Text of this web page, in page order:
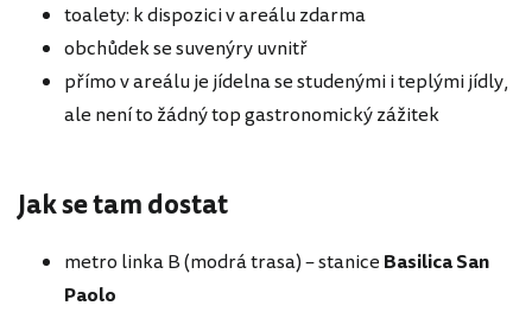
toalety: k dispozici v areálu zdarma
obchůdek se suvenýry uvnitř
přímo v areálu je jídelna se studenými i teplými jídly,
ale není to žádný top gastronomický zážitek
Jak se tam dostat
metro linka B (modrá trasa) – stanice Basilica San
Paolo